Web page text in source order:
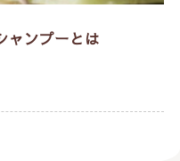
ャンプーとは